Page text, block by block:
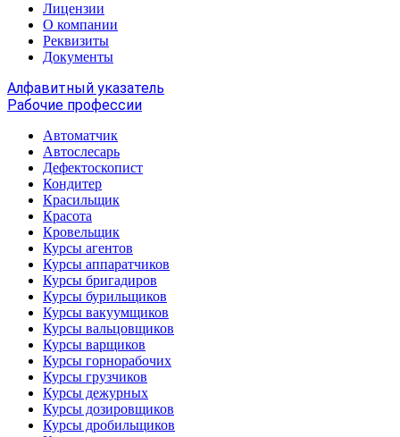
Лицензии
О компании
Реквизиты
Документы
Алфавитный указатель
Рабочие профессии
Автоматчик
Автослесарь
Дефектоскопист
Кондитер
Красильщик
Красота
Кровельщик
Курсы агентов
Курсы аппаратчиков
Курсы бригадиров
Курсы бурильщиков
Курсы вакуумщиков
Курсы вальцовщиков
Курсы варщиков
Курсы горнорабочих
Курсы грузчиков
Курсы дежурных
Курсы дозировщиков
Курсы дробильщиков